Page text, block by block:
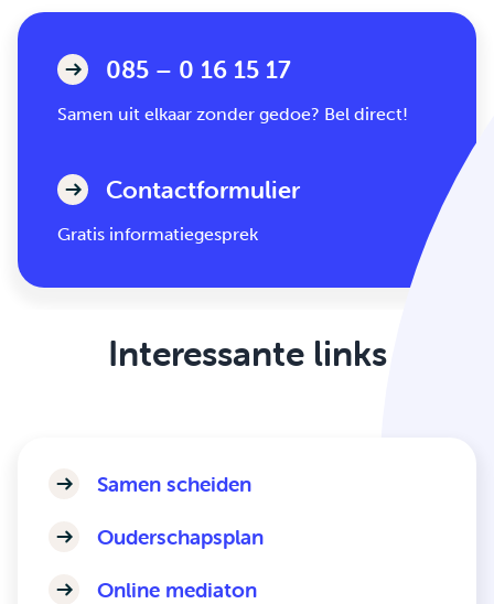
085 – 0 16 15 17
Samen uit elkaar zonder gedoe? Bel direct!
Contactformulier
Gratis informatiegesprek
Interessante links
Samen scheiden
Ouderschapsplan
Online mediaton